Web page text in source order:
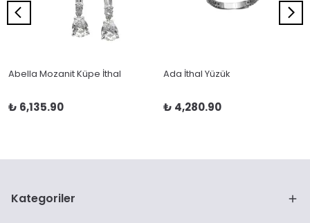
Abella Mozanit Küpe İthal
₺ 6,135.90
Ada İthal Yüzük
₺ 4,280.90
Kategoriler